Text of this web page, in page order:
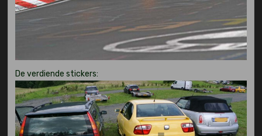
De verdiende stickers: